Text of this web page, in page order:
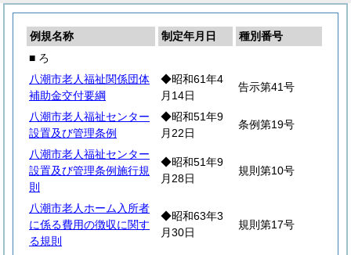
例規名称 制定年月日
種別番号
■ ろ
八潮市老人福祉関係団体
補助金交付要綱
◆昭和61年4
月14日
告示第41号
八潮市老人福祉センター
設置及び管理条例
◆昭和51年9
月22日
条例第19号
八潮市老人福祉センター
設置及び管理条例施行規
則
◆昭和51年9
月28日
規則第10号
八潮市老人ホーム入所者
に係る費用の徴収に関す
る規則
◆昭和63年3
月30日
規則第17号